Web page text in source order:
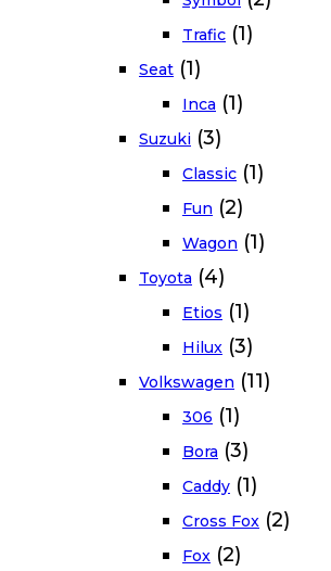
Trafic (1)
Seat (1)
Inca (1)
Suzuki (3)
Classic (1)
Fun (2)
Wagon (1)
Toyota (4)
Etios (1)
Hilux (3)
Volkswagen (11)
306 (1)
Bora (3)
Caddy (1)
Cross Fox (2)
Fox (2)